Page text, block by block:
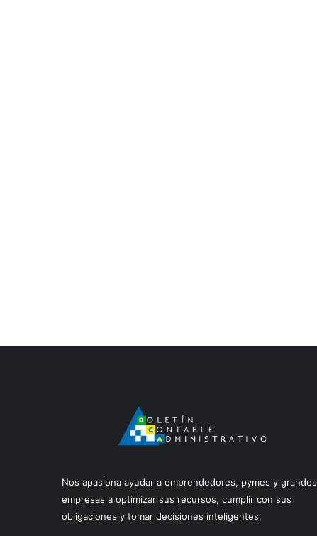
Nos apasiona ayudar a emprendedores, pymes y grandes
empresas a optimizar sus recursos, cumplir con sus
obligaciones y tomar decisiones inteligentes.